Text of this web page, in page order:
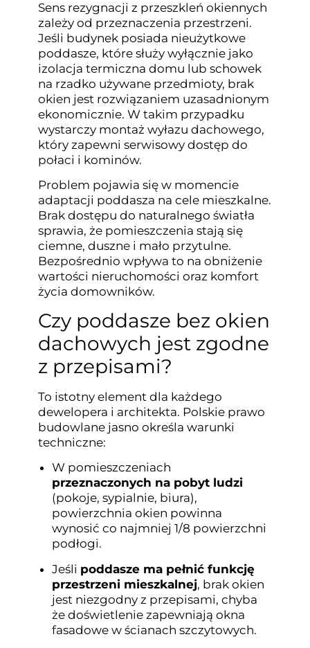
Sens rezygnacji z przeszkleń okiennych
zależy od przeznaczenia przestrzeni.
Jeśli budynek posiada nieużytkowe
poddasze, które służy wyłącznie jako
izolacja termiczna domu lub schowek
na rzadko używane przedmioty, brak
okien jest rozwiązaniem uzasadnionym
ekonomicznie. W takim przypadku
wystarczy montaż wyłazu dachowego,
który zapewni serwisowy dostęp do
połaci i kominów.
Problem pojawia się w momencie
adaptacji poddasza na cele mieszkalne.
Brak dostępu do naturalnego światła
sprawia, że pomieszczenia stają się
ciemne, duszne i mało przytulne.
Bezpośrednio wpływa to na obniżenie
wartości nieruchomości oraz komfort
życia domowników.
Czy poddasze bez okien
dachowych jest zgodne
z przepisami?
To istotny element dla każdego
dewelopera i architekta. Polskie prawo
budowlane jasno określa warunki
techniczne:
W pomieszczeniach
przeznaczonych na pobyt ludzi
(pokoje, sypialnie, biura),
powierzchnia okien powinna
wynosić co najmniej 1/8 powierzchni
podłogi.
Jeśli poddasze ma pełnić funkcję
przestrzeni mieszkalnej, brak okien
jest niezgodny z przepisami, chyba
że doświetlenie zapewniają okna
fasadowe w ścianach szczytowych.